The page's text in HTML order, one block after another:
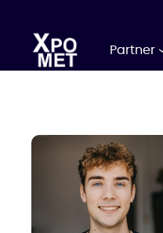
Inhalt
springen
Partner